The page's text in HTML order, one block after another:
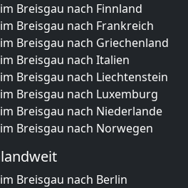
Breisgau nach Finnland
Breisgau nach Frankreich
Breisgau nach Griechenland
Breisgau nach Italien
Breisgau nach Liechtenstein
Breisgau nach Luxemburg
Breisgau nach Niederlande
Breisgau nach Norwegen
Breisgau nach Berlin